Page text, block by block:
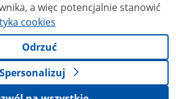
a więc potencjalnie stanowić
cookies
Odrzuć
Spersonalizuj